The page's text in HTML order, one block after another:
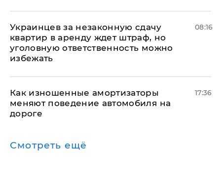
Украинцев за незаконную сдачу
квартир в аренду ждет штраф, но
уголовную ответственность можно
избежать
08:16
Как изношенные амортизаторы
меняют поведение автомобиля на
дороге
17:36
Смотреть ещё